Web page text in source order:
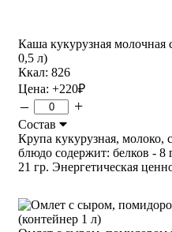
Каша кукурузная молочная
0,5 л)
Ккал: 826
Цена: +220₽
– +
Состав
Крупа кукурузная, молоко,
блюдо содержит: белков - 8
21 гр. Энергетическая